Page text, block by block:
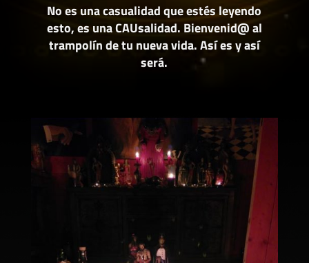
No es una casualidad que estés leyendo
esto, es una CAUsalidad. Bienvenid@ al
trampolín de tu nueva vida. Así es y así
será.